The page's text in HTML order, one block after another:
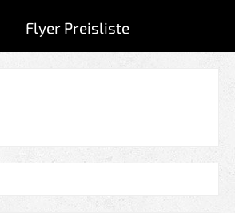
Flyer Preisliste